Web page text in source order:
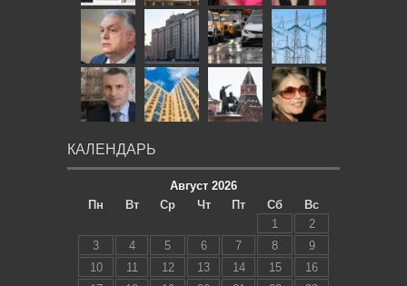
КАЛЕНДАРЬ
Август 2026
Пн
Вт Ср Чт Пт Сб
Вс
1
2
3
4 5 6 7 8
9
10
11 12 13 14 15
16